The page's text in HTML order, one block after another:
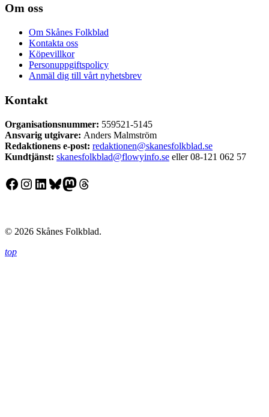
Om oss
Om Skånes Folkblad
Kontakta oss
Köpevillkor
Personuppgiftspolicy
Anmäl dig till vårt nyhetsbrev
Kontakt
Organisationsnummer: 559521-5145
Ansvarig utgivare: Anders Malmström
Redaktionens e-post: redaktionen@skanesfolkblad.se
Kundtjänst: skanesfolkblad@flowyinfo.se eller 08-121 062 57
Facebook
Instagram
LinkedIn
Bluesky
Mastodon
Threads
© 2026 Skånes Folkblad.
top